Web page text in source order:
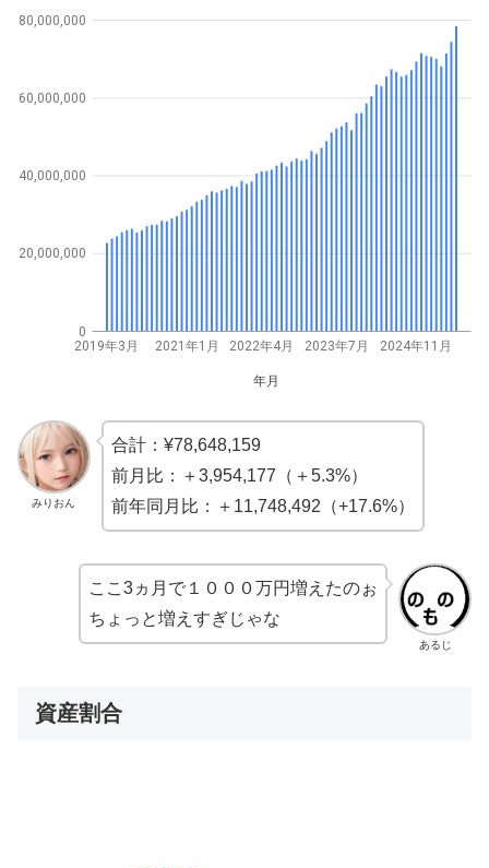
2019年3月 2021年1月 2022年4月 2023年7月 2024年11月
年月
0
20,000,000
40,000,000
60,000,000
80,000,000
みりおん
合計：¥78,648,159
前月比：＋3,954,177（＋5.3%）
前年同月比：＋11,748,492（+17.6%）
あるじ
ここ3ヵ月で１０００万円増えたのぉ
ちょっと増えすぎじゃな
資産割合